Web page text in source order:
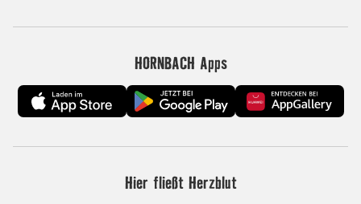
HORNBACH Apps
Hier fließt Herzblut